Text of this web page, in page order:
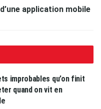
application mobile
improbables qu’on finit
quand on vit en